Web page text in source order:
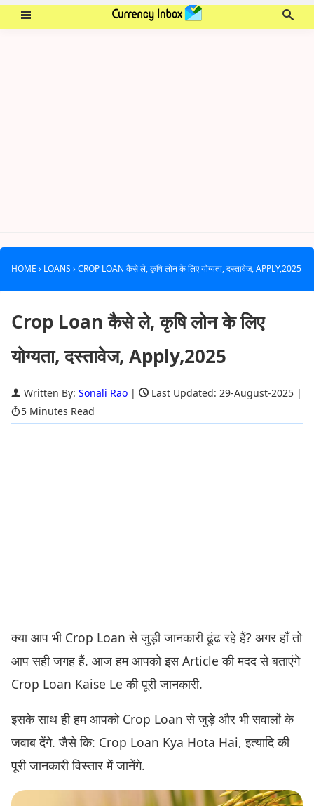
HOME › LOANS › CROP LOAN कैसे ले, कृषि लोन के लिए योग्यता, दस्तावेज, APPLY,2025
Crop Loan कैसे ले, कृषि लोन के लिए
योग्यता, दस्तावेज, Apply,2025
Written By: Sonali Rao | Last Updated: 29-August-2025 |
5 Minutes Read
क्या आप भी Crop Loan से जुड़ी जानकारी ढूंढ रहे हैं? अगर हाँ तो
आप सही जगह हैं. आज हम आपको इस Article की मदद से बताएंगे
Crop Loan Kaise Le की पूरी जानकारी.
इसके साथ ही हम आपको Crop Loan से जुड़े और भी सवालों के
जवाब देंगे. जैसे कि: Crop Loan Kya Hota Hai, इत्यादि की
पूरी जानकारी विस्तार में जानेंगे.